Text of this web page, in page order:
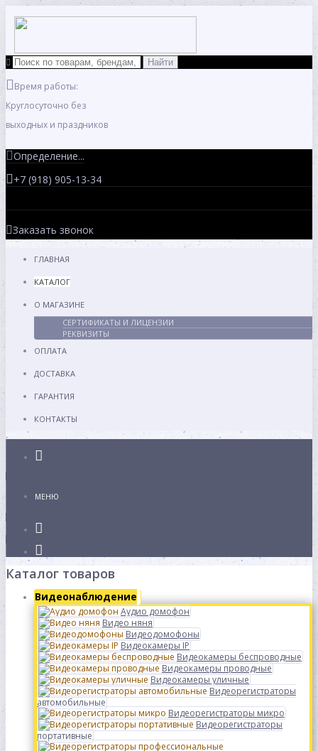
Время работы:
Круглосуточно без
выходных и праздников
Определение...
+7 (918) 905-13-34
Заказать звонок
ГЛАВНАЯ
КАТАЛОГ
О МАГАЗИНЕ
СЕРТИФИКАТЫ И ЛИЦЕНЗИИ
РЕКВИЗИТЫ
ОПЛАТА
ДОСТАВКА
ГАРАНТИЯ
КОНТАКТЫ
МЕНЮ
Каталог товаров
Видеонаблюдение
Аудио домофон
Видео няня
Видеодомофоны
Видеокамеры IP
Видеокамеры беспроводные
Видеокамеры проводные
Видеокамеры уличные
Видеорегистраторы
автомобильные
Видеорегистраторы микро
Видеорегистраторы
портативные